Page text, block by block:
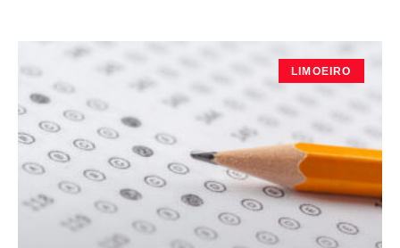
LIMOEIRO